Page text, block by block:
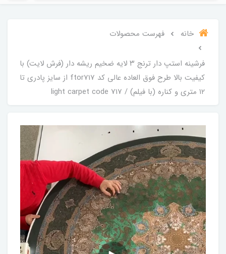
خانه فهرست محصولات
فرشینه استپ دار ترنج ۳ لایه ضخیم ریشه دار (فرش لایت) با
کیفیت بالا طرح فوق العاده عالی کد ftor717 از سایز پادری تا
۱۲ متری و کناره (با فیلم) / light carpet code 717